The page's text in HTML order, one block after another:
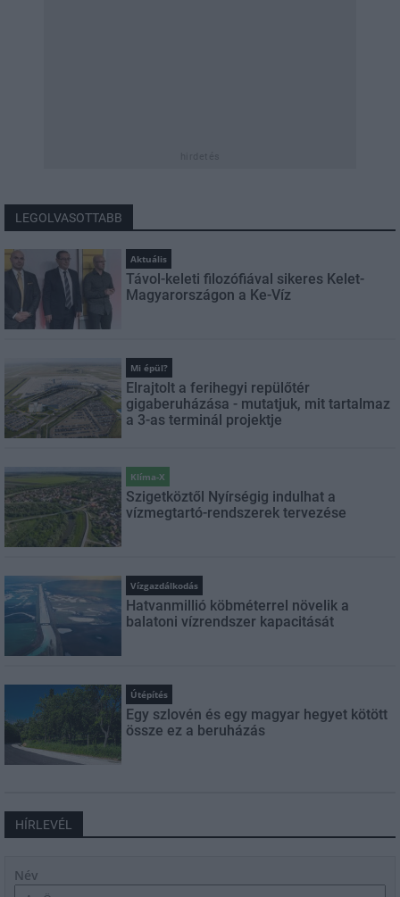
LEGOLVASOTTABB
Aktuális
Távol-keleti filozófiával sikeres Kelet-
Magyarországon a Ke-Víz
Mi épül?
Elrajtolt a ferihegyi repülőtér
gigaberuházása - mutatjuk, mit tartalmaz
a 3-as terminál projektje
Klíma-X
Szigetköztől Nyírségig indulhat a
vízmegtartó-rendszerek tervezése
Vízgazdálkodás
Hatvanmillió köbméterrel növelik a
balatoni vízrendszer kapacitását
Útépítés
Egy szlovén és egy magyar hegyet kötött
össze ez a beruházás
HÍRLEVÉL
Név